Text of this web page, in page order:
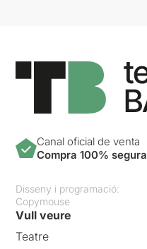
Canal oficial de venta
Compra 100% segura
Disseny i programació:
Copymouse
Vull veure
Teatre